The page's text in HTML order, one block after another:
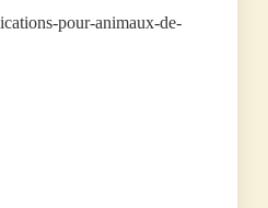
pour-animaux-de-